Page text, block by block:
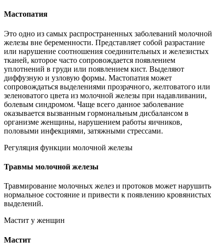
Мастопатия
Это одно из самых распространенных заболеваний молочной
железы вне беременности. Представляет собой разрастание
или нарушение соотношения соединительных и железистых
тканей, которое часто сопровождается появлением
уплотнений в груди или появлением кист. Выделяют
диффузную и узловую формы. Мастопатия может
сопровождаться выделениями прозрачного, желтоватого или
зеленоватого цвета из молочной железы при надавливании,
болевым синдромом. Чаще всего данное заболевание
оказывается вызванным гормональным дисбалансом в
организме женщины, нарушением работы яичников,
половыми инфекциями, затяжными стрессами.
Регуляция функции молочной железы
Травмы молочной железы
Травмирование молочных желез и протоков может нарушить
нормальное состояние и привести к появлению кровянистых
выделений.
Мастит у женщин
Мастит